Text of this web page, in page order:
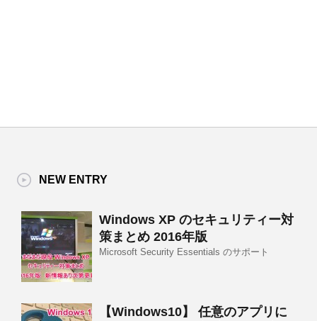
NEW ENTRY
Windows XP のセキュリティー対
策まとめ 2016年版
Microsoft Security Essentials のサポート
【Windows10】 任意のアプリに